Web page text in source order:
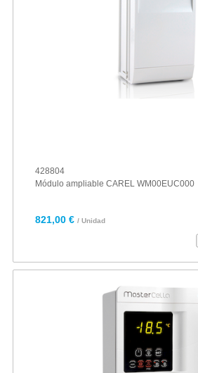
428804
Módulo ampliable CAREL WM00EUC000
821,00 € / Unidad